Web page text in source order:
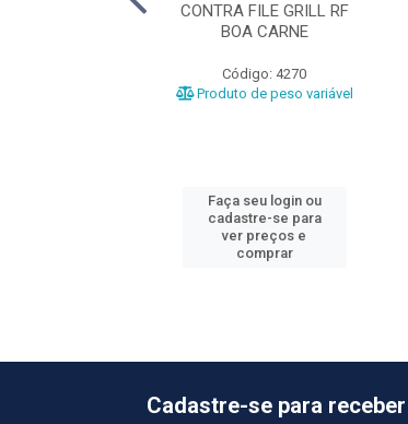
CONTRA FILE GRILL RF
BOA CARNE
Código: 4270
Produto de peso variável
Faça seu login ou
cadastre-se para
ver preços e
comprar
Cadastre-se para